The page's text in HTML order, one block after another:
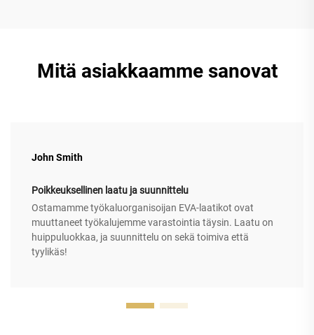
Mitä asiakkaamme sanovat
John Smith
Poikkeuksellinen laatu ja suunnittelu
Ostamamme työkaluorganisoijan EVA-laatikot ovat
muuttaneet työkalujemme varastointia täysin. Laatu on
huippuluokkaa, ja suunnittelu on sekä toimiva että
tyylikäs!